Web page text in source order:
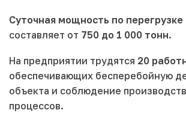
Суточная мощность по перегрузке
составляет от 750 до 1 000 тонн.
На предприятии трудятся 20
обеспечивающих бесперебойную
объекта и соблюдение
процессов.